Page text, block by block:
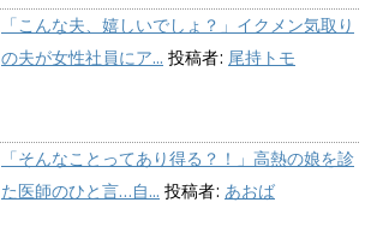
「こんな夫、嬉しいでしょ？」イクメン気取り
の夫が女性社員にア... 投稿者: 尾持トモ
「そんなことってあり得る？！」高熱の娘を診
た医師のひと言…自... 投稿者: あおば